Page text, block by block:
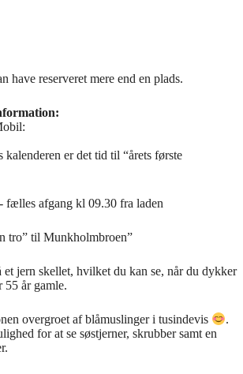
have reserveret mere end en plads.
er det tid til “årets første
afgang kl 09.30 fra laden
tro” til Munkholmbroen”
et jern skellet, hvilket du kan se, når du dykker
år gamle.
overgroet af blåmuslinger i tusindevis
.
for at se søstjerner, skrubber samt en